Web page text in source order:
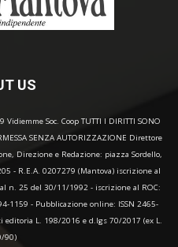
US
Soc. Coop TUTTI I DIRITTI SONO
SENZA AUTORIZZAZIONE Direttore
Direzione e Redazione: piazza Sordello,
- R.E.A. 0207279 (Mantova) iscrizione al
n. 25 del 30/11/1992 - iscrizione al ROC:
1159 - Pubblicazione online: ISSN 2465-
L. 198/2016 e d.lgs 70/2017 (ex L.
90)